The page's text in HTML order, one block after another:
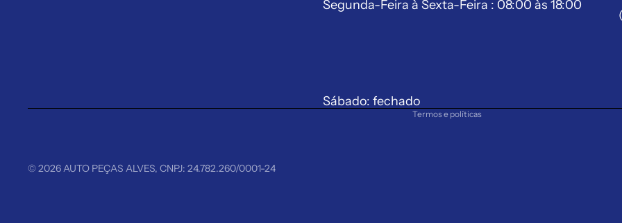
Segunda-Feira à Sexta-Feira : 08:00 às 18:00
Sábado: fechado
© 2026AUTO PEÇAS ALVES, CNPJ: 24.782.260/0001-24
Termos e políticas
Política de reembolso